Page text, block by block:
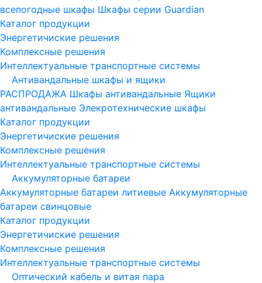
всепогодные шкафы Шкафы серии Guardian
Каталог продукции
Энергетичиские решения
Комплексные решения
Интеллектуальные транспортные системы
Антивандальные шкафы и ящики
РАСПРОДАЖА Шкафы антивандальные Ящики
антивандальные Элекротехнические шкафы
Каталог продукции
Энергетичиские решения
Комплексные решения
Интеллектуальные транспортные системы
Аккумуляторные батареи
Аккумуляторные батареи литиевые Аккумуляторные
батареи свинцовые
Каталог продукции
Энергетичиские решения
Комплексные решения
Интеллектуальные транспортные системы
Оптический кабель и витая пара